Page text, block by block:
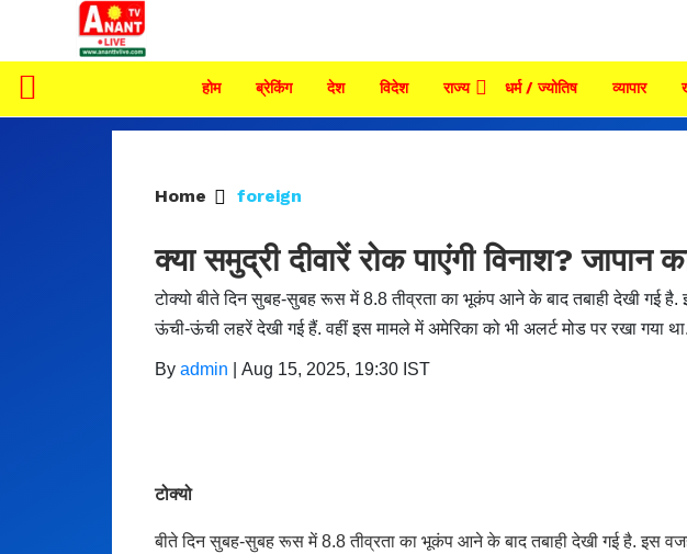
होम ब्रेकिंग देश विदेश राज्य धर्म / ज्योतिष व्यापार
Home foreign
क्या समुद्री दीवारें रोक पाएंगी विनाश?
टोक्यो बीते दिन सुबह-सुबह रूस में 8.8 तीव्रता का भूकंप आने के बाद तबाही देखी गई है.
ऊंची-ऊंची लहरें देखी गई हैं. वहीं इस मामले में अमेरिका को भी अलर्ट मोड पर रखा गया
By admin Aug 15, 2025, 19:30 IST
टोक्यो
बीते दिन सुबह-सुबह रूस में 8.8 तीव्रता का भूकंप आने के बाद तबाही देखी गई है. इस